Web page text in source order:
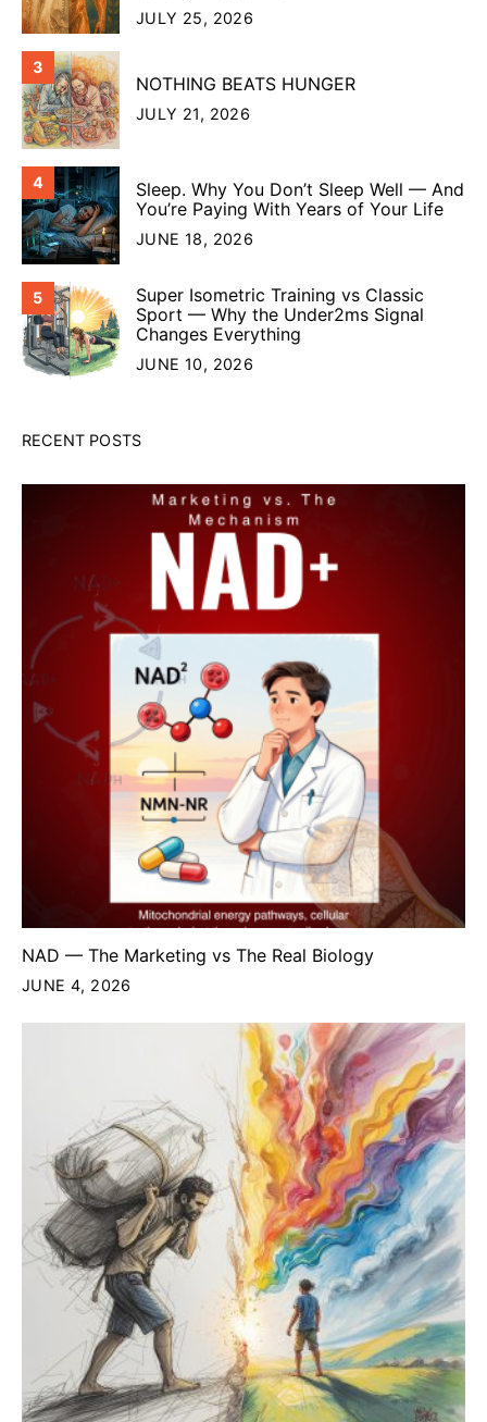
JULY 25, 2026
3
NOTHING BEATS HUNGER
JULY 21, 2026
4
Sleep. Why You Don’t Sleep Well — And
You’re Paying With Years of Your Life
JUNE 18, 2026
5
Super Isometric Training vs Classic
Sport — Why the Under2ms Signal
Changes Everything
JUNE 10, 2026
RECENT POSTS
NAD — The Marketing vs The Real Biology
JUNE 4, 2026